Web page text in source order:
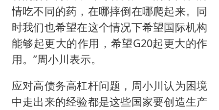
情吃不同的药，在哪摔倒在哪爬起来。同
时我们也希望在这个情况下希望国际机构
能够起更大的作用，希望G20起更大的作
用。”周小川表示。
应对高债务高杠杆问题，周小川认为困境
中走出来的经验都是这些国家要创造生产